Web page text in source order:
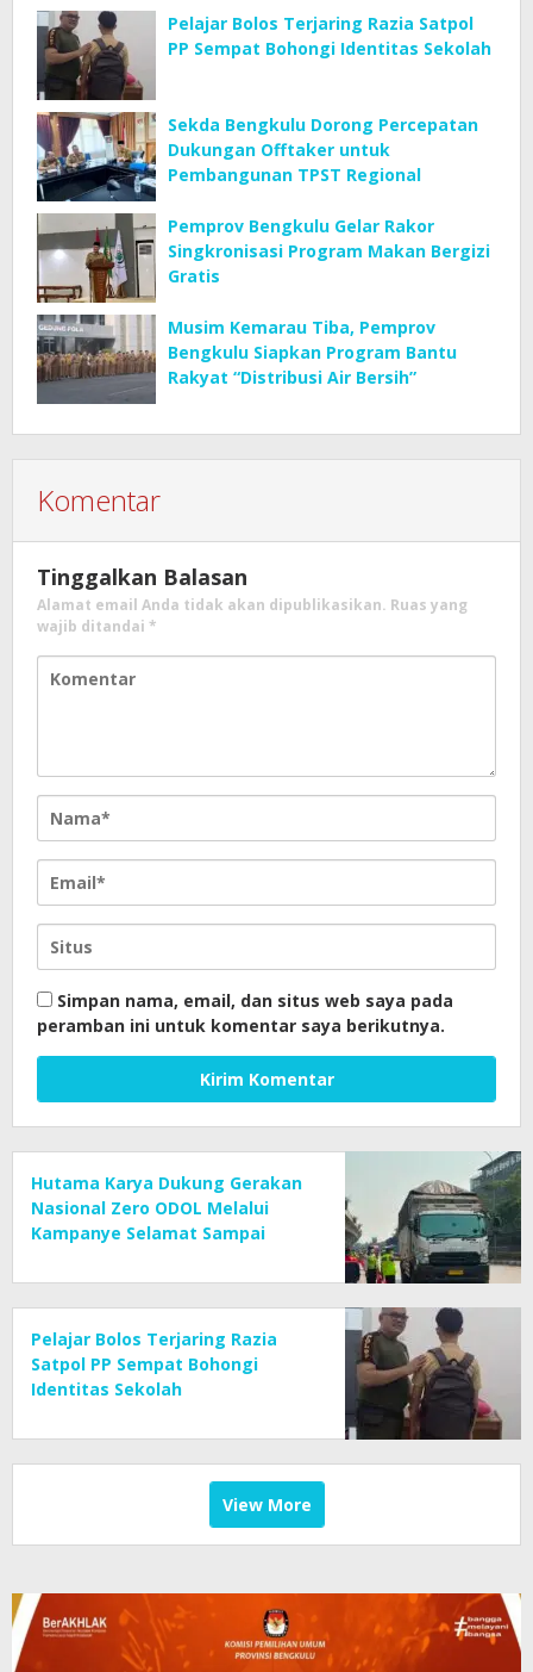
Pelajar Bolos Terjaring Razia Satpol
PP Sempat Bohongi Identitas Sekolah
Sekda Bengkulu Dorong Percepatan
Dukungan Offtaker untuk
Pembangunan TPST Regional
Pemprov Bengkulu Gelar Rakor
Singkronisasi Program Makan Bergizi
Gratis
Musim Kemarau Tiba, Pemprov
Bengkulu Siapkan Program Bantu
Rakyat “Distribusi Air Bersih”
Komentar
Tinggalkan Balasan
Alamat email Anda tidak akan dipublikasikan. Ruas yang
wajib ditandai *
Simpan nama, email, dan situs web saya pada
peramban ini untuk komentar saya berikutnya.
Hutama Karya Dukung Gerakan
Nasional Zero ODOL Melalui
Kampanye Selamat Sampai
Pelajar Bolos Terjaring Razia
Satpol PP Sempat Bohongi
Identitas Sekolah
View More